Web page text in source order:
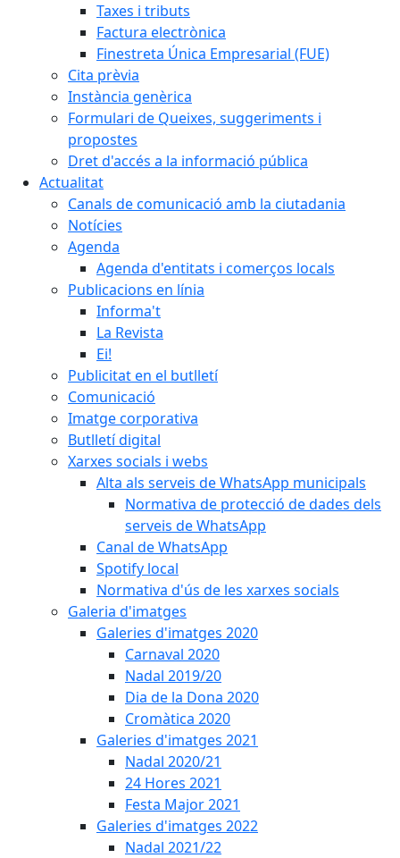
Taxes i tributs
Factura electrònica
Finestreta Única Empresarial (FUE)
Cita prèvia
Instància genèrica
Formulari de Queixes, suggeriments i
propostes
Dret d'accés a la informació pública
Actualitat
Canals de comunicació amb la ciutadania
Notícies
Agenda
Agenda d'entitats i comerços locals
Publicacions en línia
Informa't
La Revista
Ei!
Publicitat en el butlletí
Comunicació
Imatge corporativa
Butlletí digital
Xarxes socials i webs
Alta als serveis de WhatsApp municipals
Normativa de protecció de dades dels
serveis de WhatsApp
Canal de WhatsApp
Spotify local
Normativa d'ús de les xarxes socials
Galeria d'imatges
Galeries d'imatges 2020
Carnaval 2020
Nadal 2019/20
Dia de la Dona 2020
Cromàtica 2020
Galeries d'imatges 2021
Nadal 2020/21
24 Hores 2021
Festa Major 2021
Galeries d'imatges 2022
Nadal 2021/22